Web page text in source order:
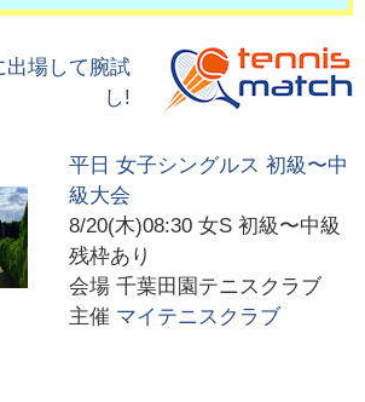
出場して腕試
し!
平日 女子シングルス 初級〜中
級大会
8/20(木)08:30 女S 初級〜中級
残枠あり
会場 千葉田園テニスクラブ
主催 マイテニスクラブ